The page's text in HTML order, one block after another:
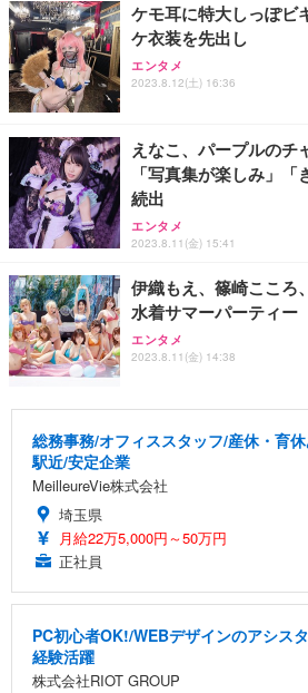
ケモ耳に特大しっぽビ
ケ衣装を先出し
エンタメ
2023.8.12(土) 16:36
えなこ、パープルのチ
「写真集が楽しみ」
続出
エンタメ
2023.8.11(金) 15:41
伊織もえ、篠崎こころ
水着サマーパーティー
エンタメ
2023.8.11(金) 14:38
総務事務/オフィススタッフ/産休・育
駅近/安定企業
MeilleureVie株式会社
埼玉県
月給22万5,000円～50万円
正社員
PC初心者OK!/WEBデザインのアシス
経験活躍
株式会社RIOT GROUP